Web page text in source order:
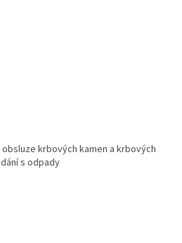
krbových kamen a krbových
s odpady